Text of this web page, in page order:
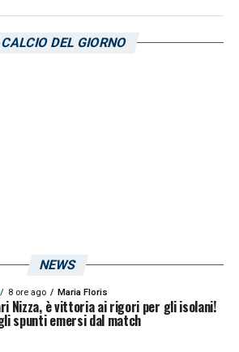
DEL GIORNO
NEWS
8 ore ago Maria Floris
Nizza, è vittoria ai rigori per gli isolani!
spunti emersi dal match